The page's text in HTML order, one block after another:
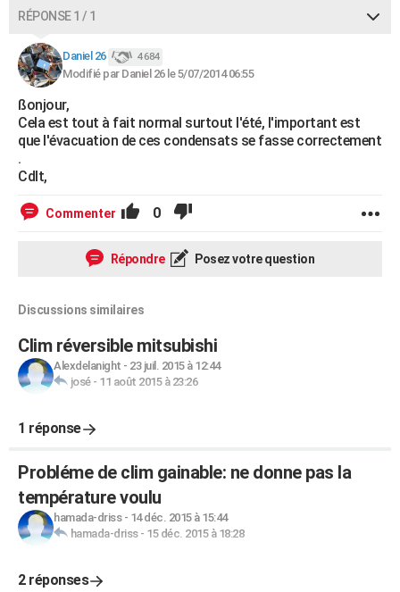
PROGRAMME TV
COPAINS D'AVANT
S'inscrire
Se connecter
Lycées
Collèges
Primaires
Universités
Entreprises
Service militaire
Avis de recherche
AVIS DE DÉCÈS
FORUM
Bricolage
Lifestyle
Culture
Sport
Auto
Television
Voyage
Cinema
RÉPONSE 1 / 1
Daniel 26 4 684
Modifié par Daniel 26 le 5/07/2014 06:55
ßonjour,
Cela est tout à fait normal surtout l'été, l'important est
que l'évacuation de ces condensats se fasse correctement
. ­
Cdlt,
Commenter 0
Répondre Posez votre question
Discussions similaires
Clim réversible mitsubishi
Alexdelanight - 23 juil. 2015 à 12:44
josé- 11 août 2015 à 23:26
1 réponse
Probléme de clim gainable: ne donne pas la
température voulu
hamada-driss- 14 déc. 2015 à 15:44
hamada-driss- 15 déc. 2015 à 18:28
2 réponses